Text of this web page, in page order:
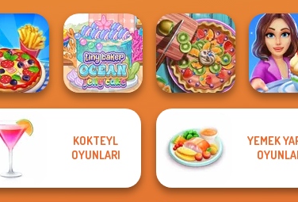
Tiny Baker Ocean
Jelly Cake
Pie Real Life
Cooking
Cooking
Fun
KOKTEYL
OYUNLARI
YEMEK